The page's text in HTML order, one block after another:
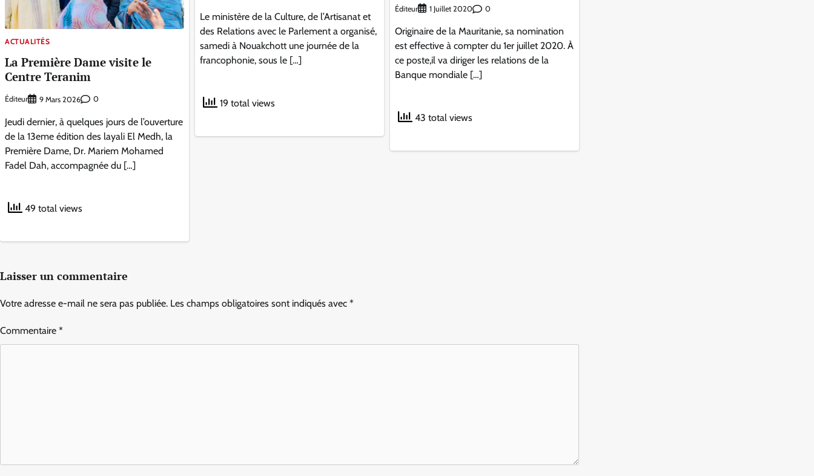
ACTUALITÉS
La Première Dame visite le
Centre Teranim
Éditeur 9 Mars 2026 0
Jeudi dernier, à quelques jours de l’ouverture
de la 13eme édition des layali El Medh, la
Première Dame, Dr. Mariem Mohamed
Fadel Dah, accompagnée du […]
49 total views
Le ministère de la Culture, de l’Artisanat et
des Relations avec le Parlement a organisé,
samedi à Nouakchott une journée de la
francophonie, sous le […]
19 total views
Éditeur 1 Juillet 2020 0
Originaire de la Mauritanie, sa nomination
est effective à compter du 1er juillet 2020. À
ce poste,il va diriger les relations de la
Banque mondiale […]
43 total views
Laisser un commentaire
Votre adresse e-mail ne sera pas publiée. Les champs obligatoires sont indiqués avec *
Commentaire *